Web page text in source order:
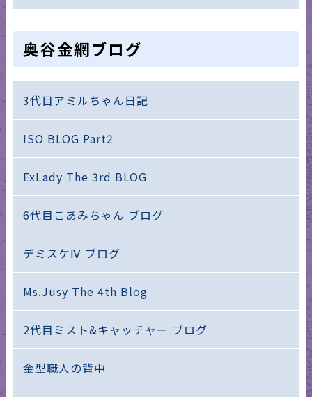
奥谷金網ブログ
3代目アミルちゃん日記
ISO BLOG Part2
ExLady The 3rd BLOG
6代目こあみちゃん ブログ
デミスケⅣ ブログ
Ms.Jusy The 4th Blog
2代目ミスト&キャッチャー ブログ
金型職人の背中